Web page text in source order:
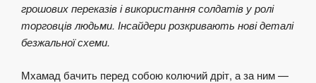
грошових переказів і використання солдатів у ролі
торговців людьми. Інсайдери розкривають нові деталі
безжальної схеми.
Мхамад бачить перед собою колючий дріт, а за ним —